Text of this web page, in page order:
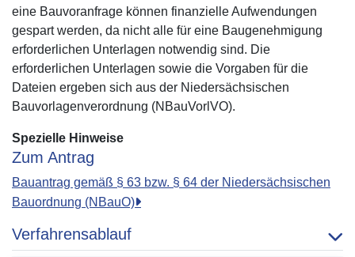
eine Bauvoranfrage können finanzielle Aufwendungen
gespart werden, da nicht alle für eine Baugenehmigung
erforderlichen Unterlagen notwendig sind. Die
erforderlichen Unterlagen sowie die Vorgaben für die
Dateien ergeben sich aus der Niedersächsischen
Bauvorlagenverordnung (NBauVorlVO).
Spezielle Hinweise
Zum Antrag
Bauantrag gemäß § 63 bzw. § 64 der Niedersächsischen
Bauordnung (NBauO)
Verfahrensablauf